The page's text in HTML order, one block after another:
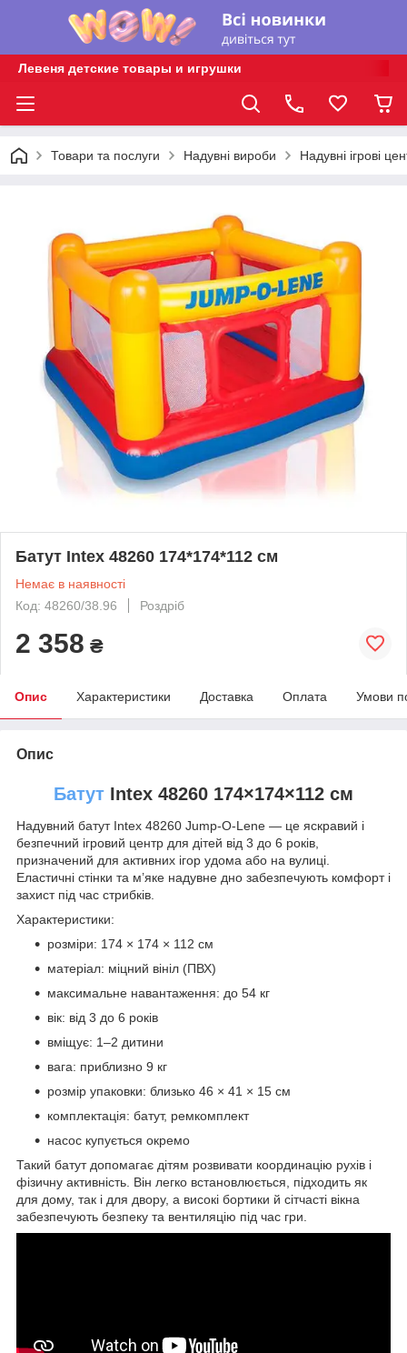
Левеня детские товары и игрушки
Товари та послуги Надувні вироби Надувні ігрові
Батут Intex 48260 174*174*112 см
Немає в наявності
Код: 48260/38.96
Роздріб
2 358 ₴
Опис Характеристики Доставка Оплата Умови
Опис
Батут Intex 48260 174×174×112 см
Надувний батут Intex 48260 Jump-O-Lene — це яскравий і
безпечний ігровий центр для дітей від 3 до 6 років,
призначений для активних ігор удома або на вулиці.
Еластичні стінки та м’яке надувне дно забезпечують комфорт і
захист під час стрибків.
Характеристики:
розміри: 174 × 174 × 112 см
матеріал: міцний вініл (ПВХ)
максимальне навантаження: до 54 кг
вік: від 3 до 6 років
вміщує: 1–2 дитини
вага: приблизно 9 кг
розмір упаковки: близько 46 × 41 × 15 см
комплектація: батут, ремкомплект
насос купується окремо
Такий батут допомагає дітям розвивати координацію рухів і
фізичну активність. Він легко встановлюється, підходить як
для дому, так і для двору, а високі бортики й сітчасті вікна
забезпечують безпеку та вентиляцію під час гри.